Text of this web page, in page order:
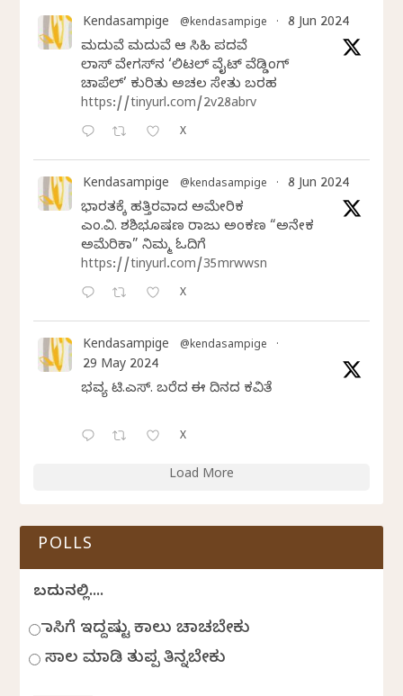
Kendasampige @kendasampige · 8 Jun 2024
ಮದುವೆ ಮದುವೆ ಆ ಸಿಹಿ ಪದವೆ
ಲಾಸ್‌ ವೇಗಸ್‌ನ ‘ಲಿಟಲ್ ವೈಟ್ ವೆಡ್ಡಿಂಗ್
ಚಾಪೆಲ್’ ಕುರಿತು ಅಚಲ ಸೇತು ಬರಹ
https://tinyurl.com/2v28abrv
X
Kendasampige @kendasampige · 8 Jun 2024
ಭಾರತಕ್ಕೆ ಹತ್ತಿರವಾದ ಅಮೇರಿಕ
ಎಂ.ವಿ. ಶಶಿಭೂಷಣ ರಾಜು ಅಂಕಣ “ಅನೇಕ
ಅಮೆರಿಕಾ” ನಿಮ್ಮ ಓದಿಗೆ
https://tinyurl.com/35mrwwsn
X
Kendasampige @kendasampige ·
29 May 2024
ಭವ್ಯ ಟಿ.ಎಸ್. ಬರೆದ ಈ ದಿನದ ಕವಿತೆ
X
Load More
POLLS
ಬದುಕಿನಲ್ಲಿ....
ಹಾಸಿಗೆ ಇದ್ದಷ್ಟು ಕಾಲು ಚಾಚಬೇಕು
ಸಾಲ ಮಾಡಿ ತುಪ್ಪ ತಿನ್ನಬೇಕು